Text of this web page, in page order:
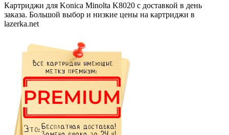
Картриджи для Konica Minolta K8020 с доставкой в день
заказа. Большой выбор и низкие цены на картриджи в
lazerka.net